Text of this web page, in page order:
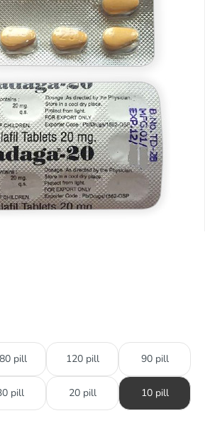
pill 120 pill 90 pill
pill 20 pill 10 pill